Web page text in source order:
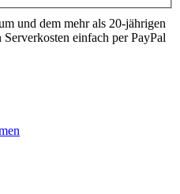
und dem mehr als 20-jährigen
einfach per PayPal